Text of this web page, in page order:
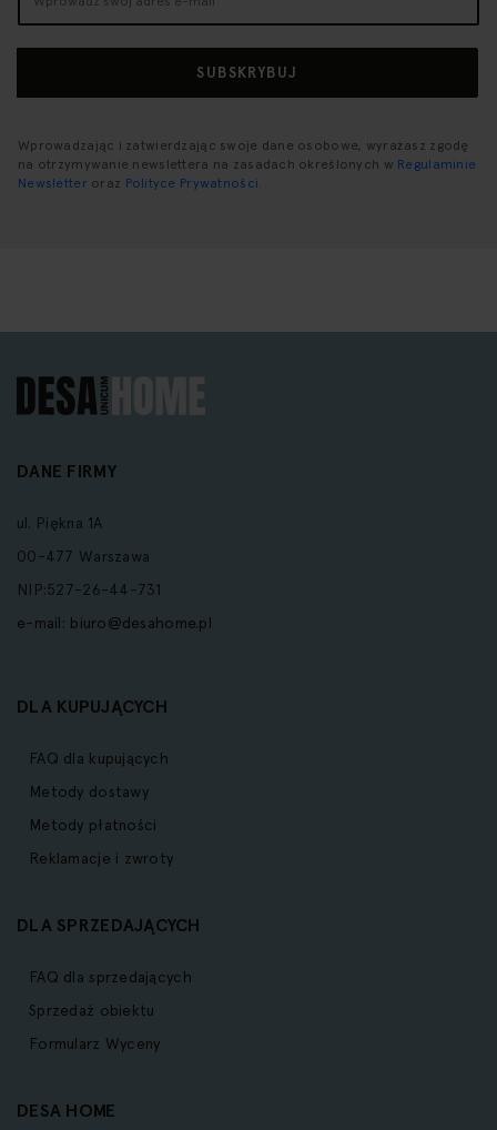
nasz
SUBSKRYBUJ
Wprowadzając i zatwierdzając swoje dane osobowe, wyrażasz zgodę
na otrzymywanie newslettera na zasadach określonych w Regulaminie
Newsletter oraz Polityce Prywatności.
DANE FIRMY
ul. Piękna 1A
00-477 Warszawa
NIP:527-26-44-731
e-mail: biuro@desahome.pl
DLA KUPUJĄCYCH
FAQ dla kupujących
Metody dostawy
Metody płatności
Reklamacje i zwroty
DLA SPRZEDAJĄCYCH
FAQ dla sprzedających
Sprzedaż obiektu
Formularz Wyceny
DESA HOME